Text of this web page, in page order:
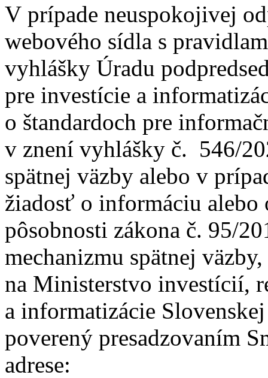
V prípade neuspokojivej
webového sídla s
vyhlášky Úradu
pre investície a
o štandardoch pre
v znení vyhlášky č. 546/
spätnej väzby alebo v
žiadosť o informáciu alebo
pôsobnosti zákona č. 95/
mechanizmu spätnej
na Ministerstvo investícií,
a informatizácie
poverený presadzovaním
adrese: